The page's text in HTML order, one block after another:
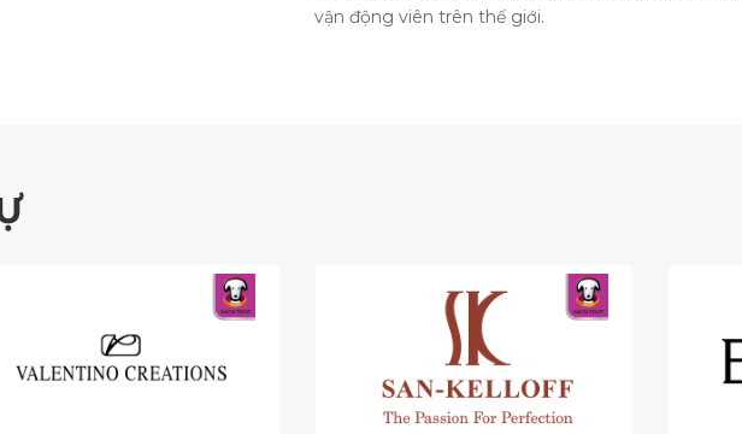
vận động viên trên thế giới.